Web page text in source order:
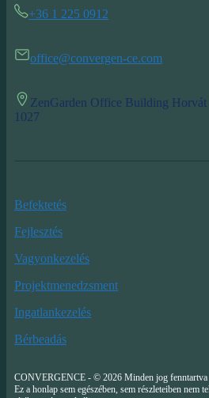
+36 1 225 0912
office@convergen-ce.com
ZenGarden Office Building
1027
CONVERGENCE - © 2026 Minden jog fenntartva
Ez a honlap sem egészében, sem részleteiben nem
Befektetés
Fejlesztés
Vagyonkezelés
Projektmenedzsment
Ingatlankezelés
Bérbeadás